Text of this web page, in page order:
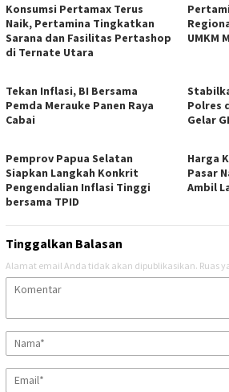
Konsumsi Pertamax Terus
Naik, Pertamina Tingkatkan
Sarana dan Fasilitas Pertashop
di Ternate Utara
UMKM
Tekan Inflasi, BI Bersama
Pemda Merauke Panen Raya
Cabai
Polres
Gelar
Pemprov Papua Selatan
Siapkan Langkah Konkrit
Pengendalian Inflasi Tinggi
bersama TPID
Harga
Pasar
Ambil
Tinggalkan Balasan
Alamat email Anda tidak akan dipublikasikan. Ruas